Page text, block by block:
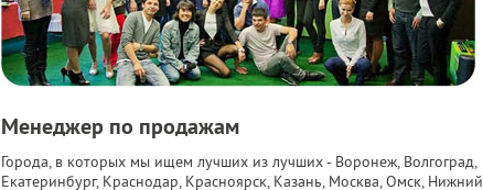
Менеджер по продажам
Города, в которых мы ищем лучших из лучших - Воронеж, Волгоград,
Екатеринбург, Краснодар, Красноярск, Казань, Москва, Омск, Нижний